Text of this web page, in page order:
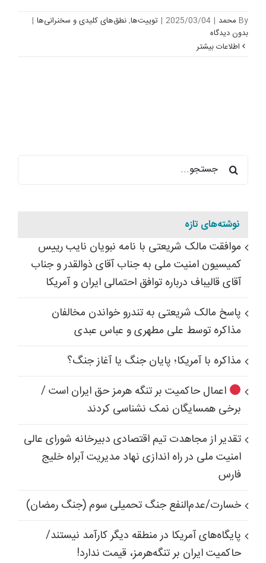
By محمد |
2025/03/04
| توییت‌ها,نطق‌های کلیدی و سخنرانی‌ها |
بدون ديدگاه
اطلاعات بیشتر
جستجو
برای:
نوشته‌های تازه
موافقت مالک شریعتی با نامه نبویان نایب رییس
کمیسیون امنیت ملی به جناب آقای ذوالقدر و جناب
آقای قالیباف درباره توافق احتمالی ایران و آمریکا
پاسخ مالک شریعتی به تندرو خواندن مخالفان
مذاکره توسط علی مطهری و عباس عبدی
مذاکره با آمریکا؛ پایان جنگ یا آغاز جنگ؟
اعمال حاکمیت بر تنگه هرمز حق ایران است /
برخی همسایگان نمک نشناسی کردند
تقدیر از مجاهدت تیم اقتصادی دبیرخانه شورای عالی
امنیت ملی در راه اندازی نهاد مدیریت آبراه خلیج
فارس
خسارت/عدم‌النفع جنگ تحمیلی سوم (جنگ رمضان)
پایگاه‌های آمریکا در منطقه دیگر کارآمد نیستند/
حاکمیت ایران بر تنگه‌هرمز، قیمت ندارد!